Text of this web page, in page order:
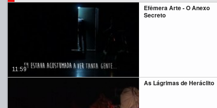
Efêmera Arte - O Anexo
Secreto
11:59
As Lágrimas de Heráclito